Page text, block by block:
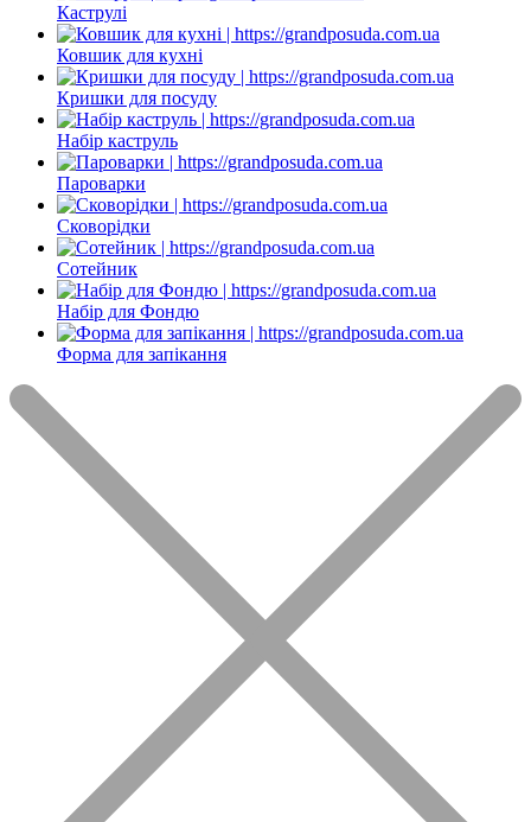
Каструлі
Ковшик для кухні
Кришки для посуду
Набір каструль
Пароварки
Сковорідки
Сотейник
Набір для Фондю
Форма для запікання